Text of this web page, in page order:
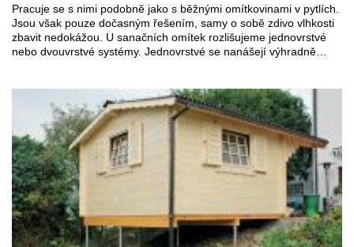
Pracuje se s nimi podobně jako s běžnými omítkovinami v pytlích.
Jsou však pouze dočasným řešením, samy o sobě zdivo vlhkosti
zbavit nedokážou. U sanačních omítek rozlišujeme jednovrstvé
nebo dvouvrstvé systémy. Jednovrstvé se nanášejí výhradně…